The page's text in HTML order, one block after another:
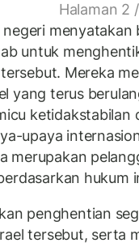
Halaman 2
negeri
untuk
Mereka
yang terus
ketidakstabilan
upaya
merupakan
hukum
penghentian
tersebut, serta